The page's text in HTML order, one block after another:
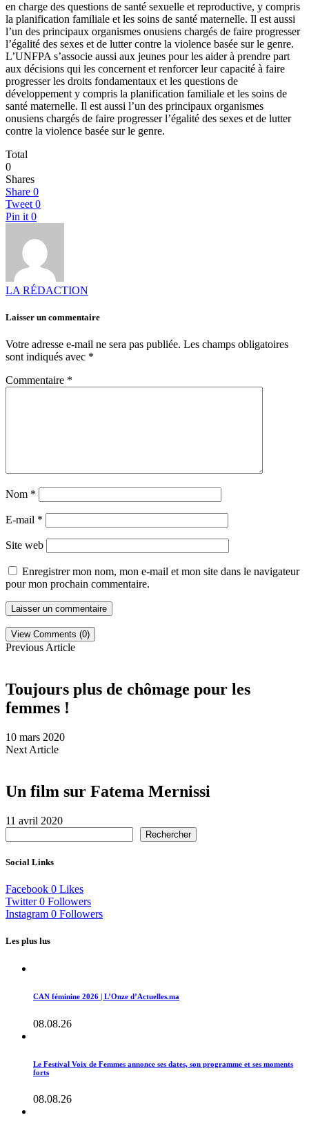
en charge des questions de santé sexuelle et reproductive, y compris
la planification familiale et les soins de santé maternelle. Il est aussi
l’un des principaux organismes onusiens chargés de faire progresser
l’égalité des sexes et de lutter contre la violence basée sur le genre.
L’UNFPA s’associe aussi aux jeunes pour les aider à prendre part
aux décisions qui les concernent et renforcer leur capacité à faire
progresser les droits fondamentaux et les questions de
développement y compris la planification familiale et les soins de
santé maternelle. Il est aussi l’un des principaux organismes
onusiens chargés de faire progresser l’égalité des sexes et de lutter
contre la violence basée sur le genre.
Total
0
Shares
Share 0
Tweet 0
Pin it 0
LA RÉDACTION
Laisser un commentaire
Votre adresse e-mail ne sera pas publiée. Les champs obligatoires
sont indiqués avec *
Commentaire *
Nom *
E-mail *
Site web
Enregistrer mon nom, mon e-mail et mon site dans le navigateur
pour mon prochain commentaire.
View Comments (0)
Previous Article
Toujours plus de chômage pour les
femmes !
10 mars 2020
Next Article
Un film sur Fatema Mernissi
11 avril 2020
Rechercher
Social Links
Facebook 0 Likes
Twitter 0 Followers
Instagram 0 Followers
Les plus lus
CAN féminine 2026 | L’Onze d’Actuelles.ma
08.08.26
Le Festival Voix de Femmes annonce ses dates, son programme et ses moments
forts
08.08.26